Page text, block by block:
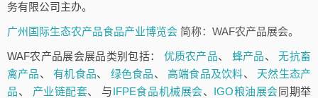
务有限公司主办。
广州国际生态农产品食品产业博览会 简称：WAF农产品展会。
WAF农产品展会展品类别包括： 优质农产品、 蜂产品、无抗畜
禽产品、有机食品、 绿色食品、 高端食品及饮料、 天然生态产
品、 产业链配套、 与IFPE食品机械展会、 IGO粮油展会同期举